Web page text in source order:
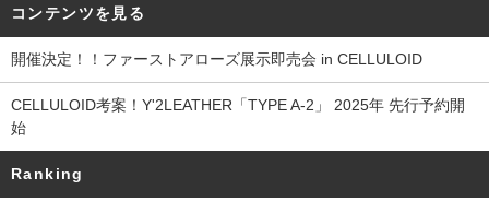
コンテンツを見る
開催決定！！ファーストアローズ展示即売会 in CELLULOID
CELLULOID考案！Y'2LEATHER「TYPE A-2」 2025年 先行予約開
始
Ranking